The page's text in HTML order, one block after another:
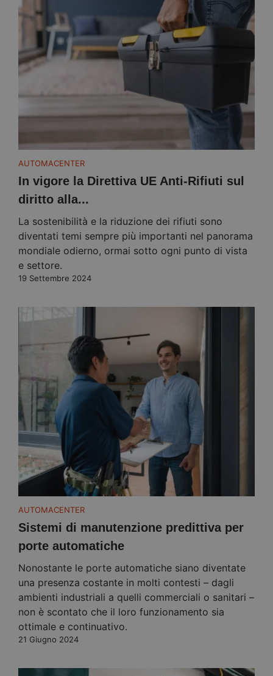
AUTOMACENTER
In vigore la Direttiva UE Anti-Rifiuti sul
diritto alla...
La sostenibilità e la riduzione dei rifiuti sono
diventati temi sempre più importanti nel panorama
mondiale odierno, ormai sotto ogni punto di vista
e settore.
19 Settembre 2024
AUTOMACENTER
Sistemi di manutenzione predittiva per
porte automatiche
Nonostante le porte automatiche siano diventate
una presenza costante in molti contesti – dagli
ambienti industriali a quelli commerciali o sanitari –
non è scontato che il loro funzionamento sia
ottimale e continuativo.
21 Giugno 2024